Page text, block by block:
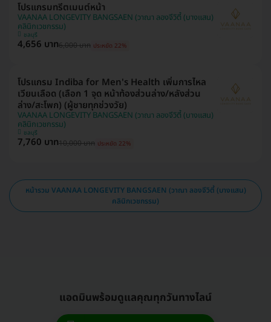
โปรแกรมทรีตเมนต์หน้า
VAANAA LONGEVITY BANGSAEN (วาณา ลองจีวิตี้ (บางแสน)
คลินิกเวชกรรม)
ชลบุรี
4,656 บาท6,000 บาท ประหยัด 22%
โปรแกรม Indiba for Men's Health เพิ่มการไหล
เวียนเลือด (เลือก 1 จุด หน้าท้องส่วนล่าง/หลังส่วน
ล่าง/สะโพก) (ผู้ชายทุกช่วงวัย)
VAANAA LONGEVITY BANGSAEN (วาณา ลองจีวิตี้ (บางแสน)
คลินิกเวชกรรม)
ชลบุรี
7,760 บาท10,000 บาท ประหยัด 22%
หน้ารวม VAANAA LONGEVITY BANGSAEN (วาณา ลองจีวิตี้ (บางแสน)
คลินิกเวชกรรม)
แอดมินพร้อมดูแลคุณทุกวันทางไลน์